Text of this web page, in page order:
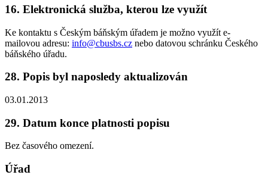
16. Elektronická služba, kterou lze využít
Ke kontaktu s Českým báňským úřadem je možno využít e-
mailovou adresu: info@cbusbs.cz nebo datovou schránku Českého
báňského úřadu.
28. Popis byl naposledy aktualizován
03.01.2013
29. Datum konce platnosti popisu
Bez časového omezení.
Úřad